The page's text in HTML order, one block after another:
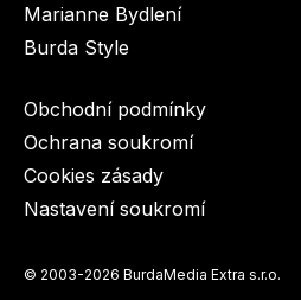
Marianne Bydlení
Burda Style
Obchodní podmínky
Ochrana soukromí
Cookies zásady
Nastavení soukromí
© 2003-2026 BurdaMedia Extra s.r.o.